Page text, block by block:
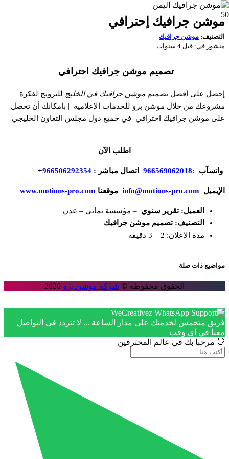
موشن جرافيك إحترافي
التصنيف: موشن جرافيك
منشور في: قبل 4 سنوات
تصميم موشن جرافيك احترافي
إحصل على أفضل تصميم موشن جرافيك في الخليج للترويج لفكرة
مشروعك من خلال موشن برو للخدمات الإعلامية | بإمكانك أن تحصل
على موشن جرافيك احترافي في جميع دول مجلس التعاون الخليجي
اطلب الآن
واتسآب :966569062018 اتصال مباشر :
966506292354
+
الإيميل info@motions-pro.com موقعنا www.motions-pro.com
العميل: تقرير سنوي – مؤسسة يماني – عدن
التصنيف: تصميم موشن جرافيك
مدة الإعلان: 2 – 3 دقيقة
مواضيع ذات صلة
الحقوق محفوظة © شركة موشن برو
فريق متحمس لخدمتك على مدار الساعة ... لا تتردد في التواصل
معنا في أي وقت
👋 مرحبا بك في عالم المحترفين